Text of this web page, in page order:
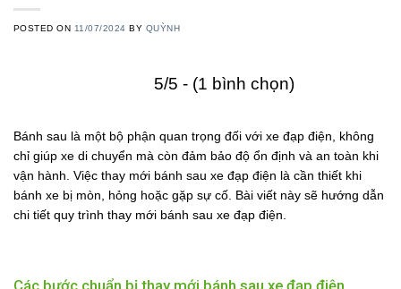
POSTED ON 11/07/2024 BY QUỲNH
5/5 - (1 bình chọn)
Bánh sau là một bộ phận quan trọng đối với xe đạp điện, không
chỉ giúp xe di chuyển mà còn đảm bảo độ ổn định và an toàn khi
vận hành. Việc thay mới bánh sau xe đạp điện là cần thiết khi
bánh xe bị mòn, hỏng hoặc gặp sự cố. Bài viết này sẽ hướng dẫn
chi tiết quy trình thay mới bánh sau xe đạp điện.
Các bước chuẩn bị thay mới bánh sau xe đạp điện